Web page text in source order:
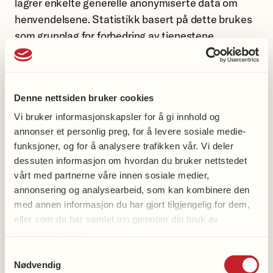
Denne nettsiden bruker cookies
Vi bruker informasjonskapsler for å gi innhold og
annonser et personlig preg, for å levere sosiale medie-
funksjoner, og for å analysere trafikken vår. Vi deler
dessuten informasjon om hvordan du bruker nettstedet
vårt med partnerne våre innen sosiale medier,
annonsering og analysearbeid, som kan kombinere den
med annen informasjon du har gjort tilgjengelig for dem,
eller som de har samlet inn gjennom din bruk av
Nødvendig
henvendelsene. Statistikk basert på dette brukes
som grunnlag for forbedring av tjenestene.
Forskning
Nasjonalforeningen for folkehelsen utlyser
forskningsmidler til forskning på hjerte- og
karsykdom, demens og tuberkulose. For å søke må
du registrere deg i vår søknadsportal, hvor
leverandør er Machina. Det er inngått
databehandleravtale med leverandøren.
Støtt vårt arbeid/Min innsamling
innsamlingsløsning som gir mulighet for å opprette